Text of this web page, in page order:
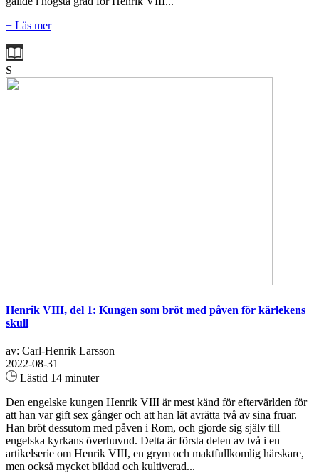
+ Läs mer
S
Henrik VIII, del 1: Kungen som bröt med påven för kärlekens
skull
av: Carl-Henrik Larsson
2022-08-31
Lästid 14 minuter
Den engelske kungen Henrik VIII är mest känd för eftervärlden för
att han var gift sex gånger och att han lät avrätta två av sina fruar.
Han bröt dessutom med påven i Rom, och gjorde sig själv till
engelska kyrkans överhuvud. Detta är första delen av två i en
artikelserie om Henrik VIII, en grym och maktfullkomlig härskare,
men också mycket bildad och kultiverad...